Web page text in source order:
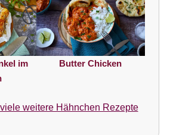
im
Butter Chicken
weitere Hähnchen Rezepte